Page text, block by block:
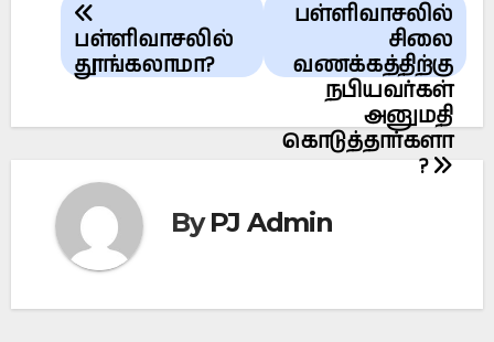
navigation
பள்ளிவாசலில்
சிலை
வணக்கத்திற்கு
நபியவர்கள்
அனுமதி
கொடுத்தார்களா
?
பள்ளிவாசலில்
தூங்கலாமா?
ByPJ Admin